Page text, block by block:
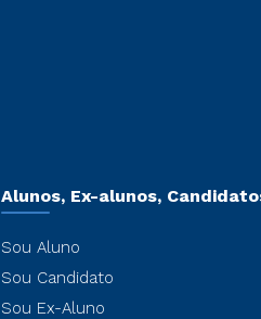
Alunos, Ex-alunos,
Sou Aluno
Sou Candidato
Sou Ex-Aluno